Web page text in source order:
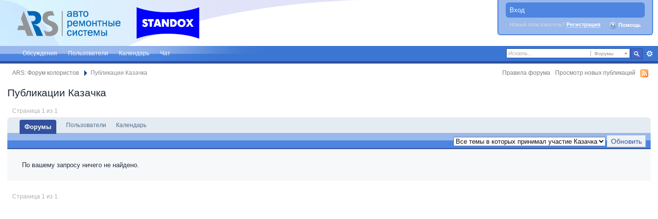
Вход
Новый пользователь? Регистрация Помощь
Форумы
Обсуждения Пользователи Календарь Чат
ARS: Форум колористов Публикации Казачка Правила форума Просмотр новых публикаций
Публикации Казачка
Страница 1 из 1
Форумы Пользователи Календарь
По вашему запросу ничего не найдено.
Страница 1 из 1